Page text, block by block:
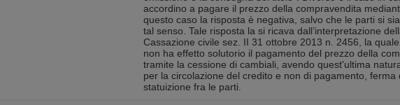
accordino a pagare il prezzo della compravendita
questo caso la risposta è negativa, salvo che le parti si
tal senso. Tale risposta la si ricava dall’interpretazione
Cassazione civile sez. II 31 ottobre 2013 n. 2456, la
non ha effetto solutorio il pagamento del prezzo della
tramite la cessione di cambiali, avendo quest'ultima
per la circolazione del credito e non di pagamento, ferma
statuizione fra le parti.